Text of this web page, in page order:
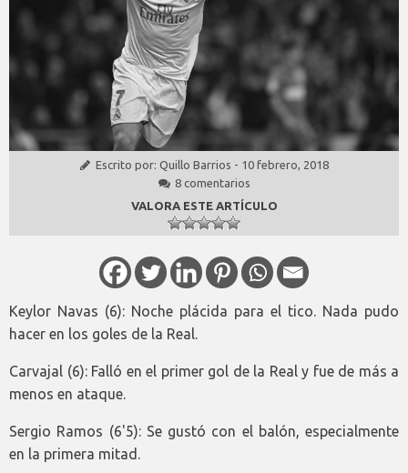
Escrito por: Quillo Barrios - 10 febrero, 2018
8 comentarios
VALORA ESTE ARTÍCULO
Keylor Navas (6): Noche plácida para el tico. Nada pudo
hacer en los goles de la Real.
Carvajal (6): Falló en el primer gol de la Real y fue de más a
menos en ataque.
Sergio Ramos (6'5): Se gustó con el balón, especialmente
en la primera mitad.